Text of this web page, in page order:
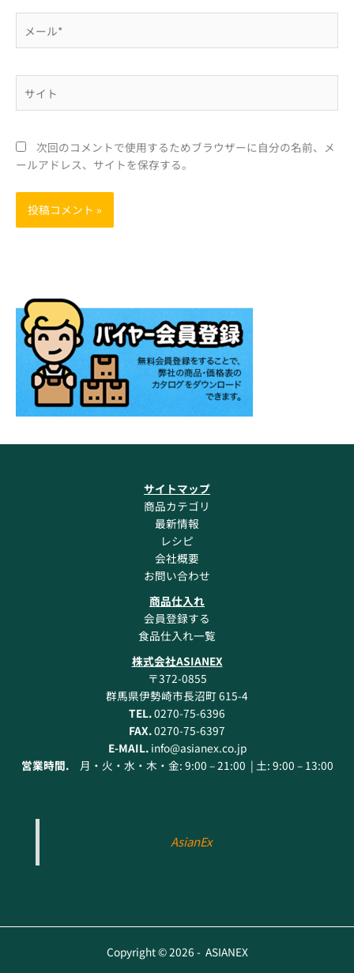
*
次回のコメントで使用するためブラウザーに自分の名前、メ
ールアドレス、サイトを保存する。
サイトマップ
商品カテゴリ
最新情報
レシピ
会社概要
お問い合わせ
商品仕入れ
会員登録する
食品仕入れ一覧
株式会社ASIANEX
〒372-0855
群馬県伊勢崎市長沼町 615-4
TEL.0270-75-6396
FAX.0270-75-6397
E-MAIL. info@asianex.co.jp
営業時間.月・火・水・木・金: 9:00 – 21:00 | 土: 9:00 – 13:00
AsianEx
Copyright © 2026 - ASIANEX